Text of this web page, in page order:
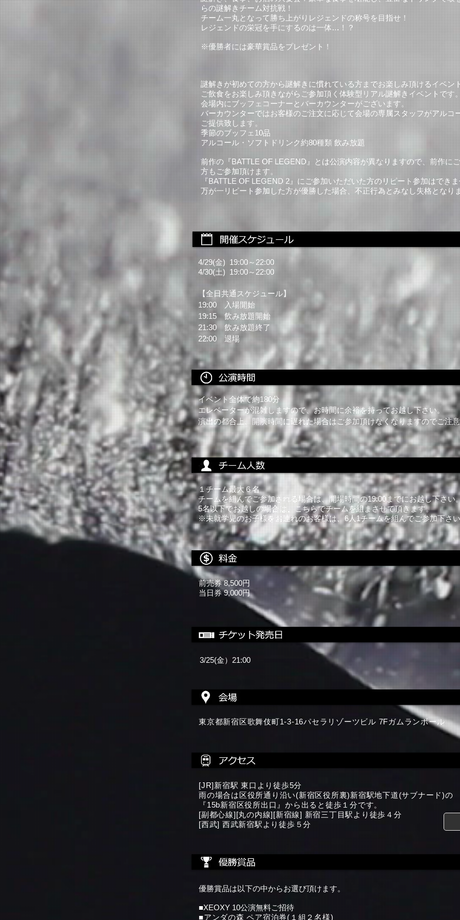
らの謎解きチーム対抗戦！
チーム一丸となって勝ち上がりレジェンドの称号を目指せ！
レジェンドの栄冠を手にするのは一体…！？
※優勝者には豪華賞品をプレゼント！
謎解きが初めての方から謎解きに慣れている方までお楽しみ頂けるイベン
ご飲食をお楽しみ頂きながらご参加頂く体験型リアル謎解きイベントです
会場内にブッフェコーナーとバーカウンターがございます。
バーカウンターではお客様のご注文に応じて会場の専属スタッフがアルコ
ご提供致します。
季節のブッフェ10品
アルコール・ソフトドリンク約80種類 飲み放題
前作の『BATTLE OF LEGEND』とは公演内容が異なりますので、前作に
方もご参加頂けます。
『BATTLE OF LEGEND 2』にご参加いただいた方のリピート参加はでき
万が一リピート参加した方が優勝した場合、不正行為とみなし失格となり
4/29(金) 19:00～22:00
4/30(土)19:00～22:00
【全日共通スケジュール】
19:00 入場開始
19:15 飲み放題開始
21:30 飲み放題終了
22:00 退場
イベント全体で約180分
エレベーターが混雑しますので、お時間に余裕を持ってお越し下さい。
演出の都合上、開演時間に遅れた場合はご参加頂けなくなりますのでご注
１チーム最大６名
チームを組んでご参加される場合は、開場時間の19:00までにお越し下さい
​5名以下でお越しの場合は、こちらでチームを組まさせて頂きます。
※未就学児のお子様をお連れのお客様は、6人1チームを組んでご参加下さ
前売券 8,500円
当日券 9,000円
​3/25(金）21:00
東京都新宿区歌舞伎町1-3-16パセラリゾーツビル 7Fガムランボール
[JR]新宿駅 東口より徒歩5分
雨の場合は区役所通り沿い(新宿区役所裏)新宿駅地下道(サブナード)の
『15b新宿区役所出口』から出ると徒歩１分です。
[副都心線][丸の内線][新宿線] 新宿三丁目駅より徒歩４分
[西武] 西武新宿駅より徒歩５分
優勝賞品は​以下の中からお選び頂けます。
■XEOXY 10公演無料ご招待
■アンダの森 ペア宿泊券(１組２名様)